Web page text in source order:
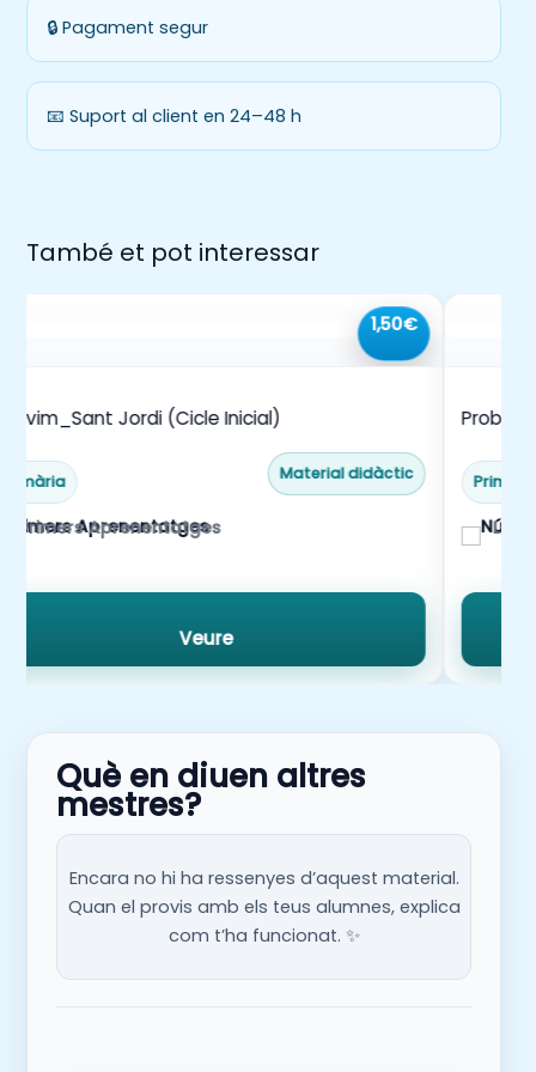
🔒 Pagament segur
📧 Suport al client en 24–48 h
També et pot interessar
1,50€
Jordi (Cicle Inicial)
Primària Material didàctic
Primers Aprenentatges
Veure
La
Què en diuen altres
mestres?
Encara no hi ha ressenyes d’aquest material.
Quan el provis amb els teus alumnes, explica
com t’ha funcionat. ✨